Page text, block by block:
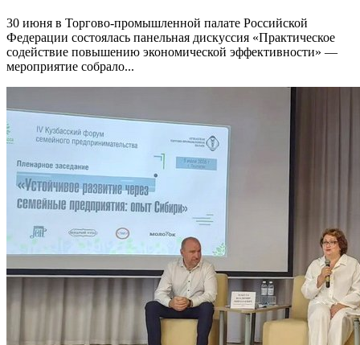
30 июня в Торгово-промышленной палате Российской
Федерации состоялась панельная дискуссия «Практическое
содействие повышению экономической эффективности» —
мероприятие собрало...